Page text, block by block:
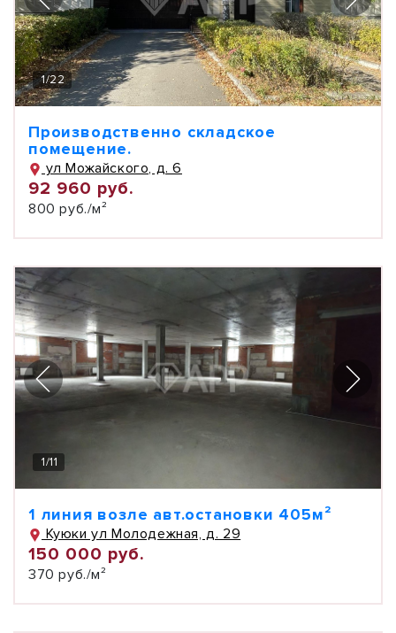
1/22
Производственно складское
помещение.
ул Можайского, д. 6
92 960 руб.
800 руб./м²
1/11
1 линия возле авт.остановки 405м²
Куюки ул Молодежная, д. 29
150 000 руб.
370 руб./м²